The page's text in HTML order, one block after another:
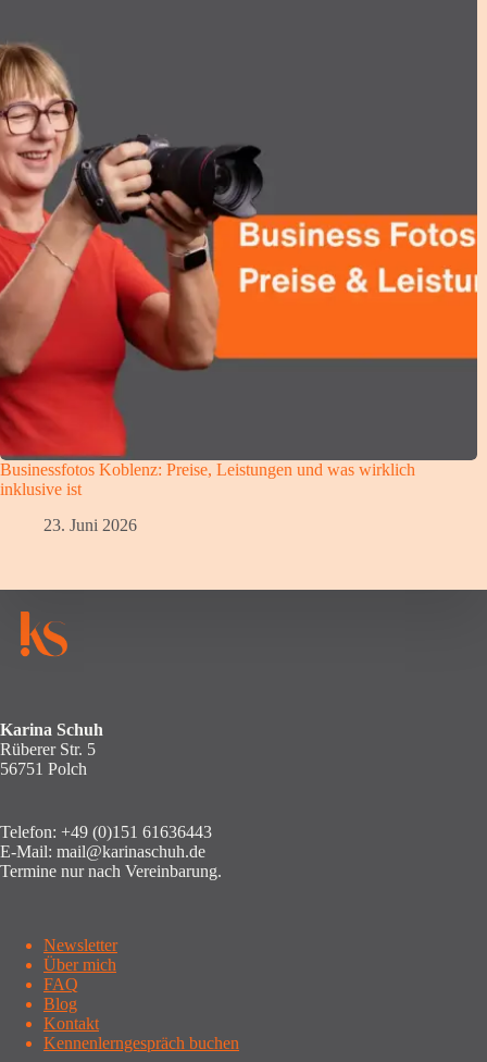
Businessfotos Koblenz: Preise, Leistungen und was wirklich
inklusive ist
23. Juni 2026
Karina Schuh
Rüberer Str. 5
56751 Polch
Telefon: +49 (0)151 61636443
E-Mail: mail@karinaschuh.de
Termine nur nach Vereinbarung.
Newsletter
Über mich
FAQ
Blog
Kontakt
Kennenlerngespräch buchen